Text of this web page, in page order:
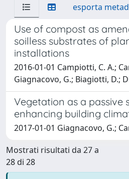
esporta
Use of compost as
soilless substrates of
installations
2016-01-01 Campiotti, C. A.;
Giagnacovo, G.; Biagiotti, D.;
Vegetation as a passive
enhancing building
2017-01-01 Giagnacovo, G.;
Mostrati risultati da 27 a
28 di 28